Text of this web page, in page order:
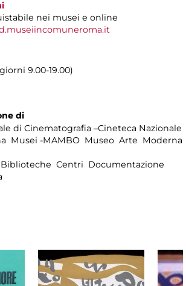
nei musei e online
9.00-19.00)
di
di Cinematografia –Cineteca Nazionale
Musei -MAMBO Museo Arte Moderna
Centri Documentazione